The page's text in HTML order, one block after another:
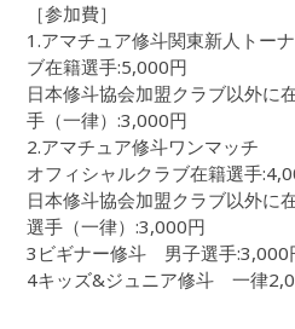
［参加費］
1.アマチュア修斗関東新人トー
ブ在籍選手:5,000円
日本修斗協会加盟クラブ以外
手（一律）:3,000円
2.アマチュア修斗ワンマッチ
オフィシャルクラブ在籍選手
日本修斗協会加盟クラブ以外
選手（一律）:3,000円
3ビギナー修斗 男子選手
4キッズ&ジュニア修斗 一律